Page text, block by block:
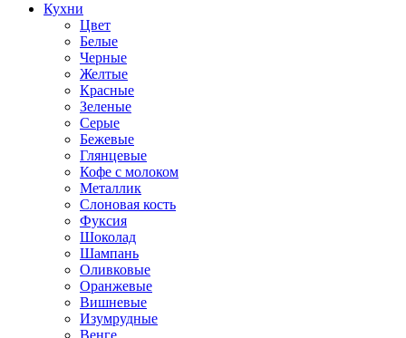
Кухни
Цвет
Белые
Черные
Желтые
Красные
Зеленые
Серые
Бежевые
Глянцевые
Кофе с молоком
Металлик
Слоновая кость
Фуксия
Шоколад
Шампань
Оливковые
Оранжевые
Вишневые
Изумрудные
Венге